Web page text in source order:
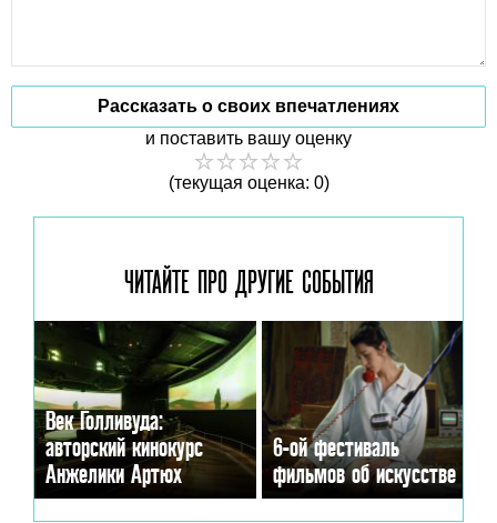
Рассказать о своих впечатлениях
и поставить вашу оценку
(текущая оценка: 0)
ЧИТАЙТЕ ПРО ДРУГИЕ СОБЫТИЯ
Век Голливуда:
авторский кинокурс
Анжелики Артюх
6-ой фестиваль
фильмов об искусстве